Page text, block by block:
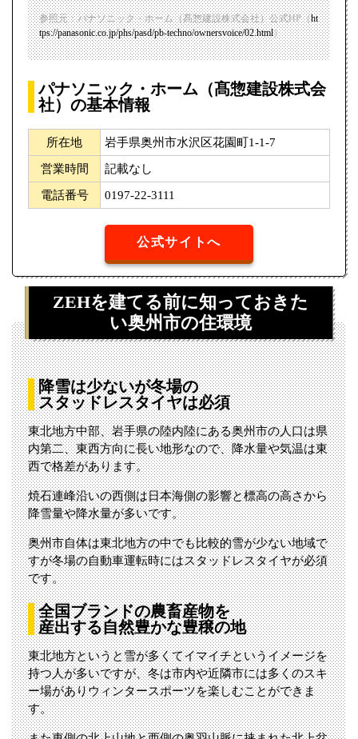
参照元：パナソニック・ホーム（髙惣建設株式会社）公式HP（ht
tps://panasonic.co.jp/phs/pasd/pb-techno/ownersvoice/02.html）
パナソニック・ホーム（髙惣建設株式会
社）の基本情報
所在地 岩手県奥州市水沢区花園町1-1-7
営業時間 記載なし
電話番号 0197-22-3111
公式サイトへ
ZEHを建てる前に知っておきた
い奥州市の住環境
降雪は少ないが冬場の
スタッドレスタイヤは必須
東北地方中部、岩手県の陸内陸にある奥州市の人口は県
内第二、東西方向に長い地形なので、降水量や気温は東
西で格差があります。
焼石連峰沿いの西側は日本海側の影響と標高の高さから
降雪量や降水量が多いです。
奥州市自体は東北地方の中でも比較的雪が少ない地域で
すが冬場の自動車運転時にはスタッドレスタイヤが必須
です。
全国ブランドの農畜産物を
産出する自然豊かな豊穣の地
東北地方というと雪が多くてイマイチというイメージを
持つ人が多いですが、冬は市内や近隣市には多くのスキ
ー場がありウィンタースポーツを楽しむことができま
す。